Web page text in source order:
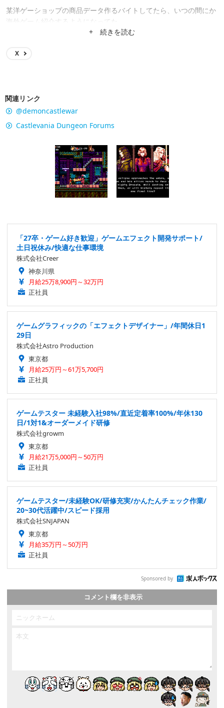
某洋ゲーショップの商品データ作るバイトしてたら、いつの間にか
海外ゲーム紹介するようになってた。
+ 続きを読む
X
関連リンク
@demoncastlewar
Castlevania Dungeon Forums
「27卒・ゲーム好き歓迎」ゲームエフェクト開発サポート/
土日祝休み/快適な仕事環境
株式会社Creer
神奈川県
月給25万8,900円～32万円
正社員
ゲームグラフィックの「エフェクトデザイナー」/年間休日1
29日
株式会社Astro Production
東京都
月給25万円～61万5,700円
正社員
ゲームテスター 未経験入社98%/直近定着率100%/年休130
日/1対1&オーダーメイド研修
株式会社growm
東京都
月給21万5,000円～50万円
正社員
ゲームテスター/未経験OK/研修充実/かんたんチェック作業/
20~30代活躍中/スピード採用
株式会社SNJAPAN
東京都
月給35万円～50万円
正社員
Sponsored by
コメント欄を非表示